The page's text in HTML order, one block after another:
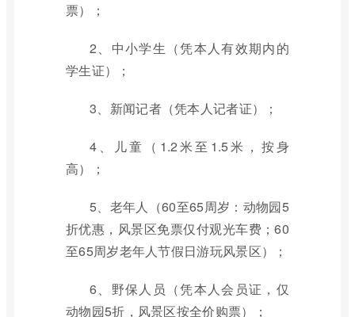
票）；
2、中小学生（凭本人有效期内的
学生证）；
3、新闻记者（凭本人记者证）；
4、儿童（1.2米至1.5米，按身
高）；
5、老年人（60至65周岁：动物园5
折优惠，风景区免票仅付观光车费；60
至65周岁老年人节假日游玩风景区）；
6、野保人员（凭本人会员证，仅
动物园5折，风景区按全价购票）；